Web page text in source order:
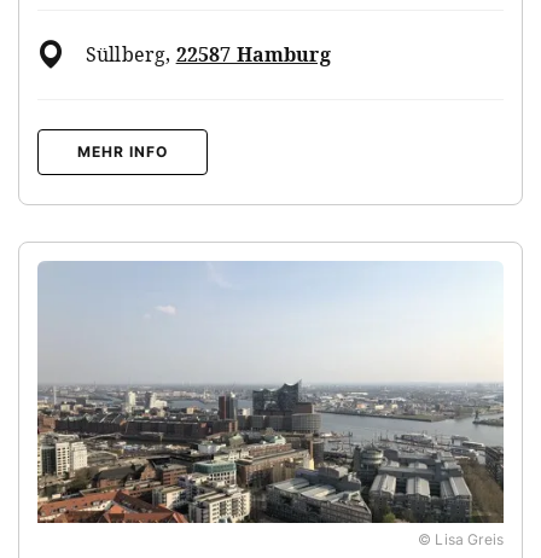
Süllberg, 22587 Hamburg
MEHR INFO
© Lisa Greis